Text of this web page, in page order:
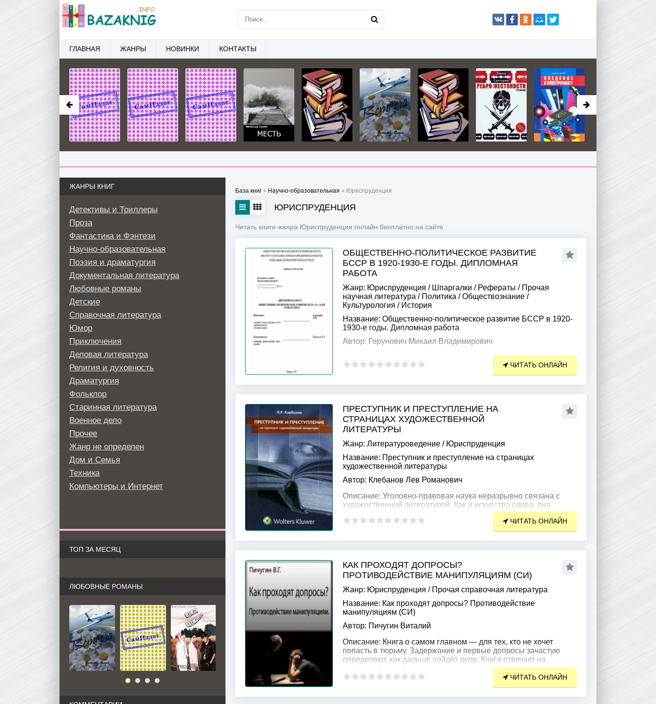
База книг » Научно-образовательная » Юриспруденция
ЮРИСПРУДЕНЦИЯ
Читать книги жанра Юриспруденция онлайн бесплатно на сайте
ОБЩЕСТВЕННО-ПОЛИТИЧЕСКОЕ РАЗВИТИЕ
БССР В 1920-1930-Е ГОДЫ. ДИПЛОМНАЯ
РАБОТА
Жанр: Юриспруденция / Шпаргалки / Рефераты / Прочая
научная литература / Политика /Обществознание /
Культурология / История
Название: Общественно-политическое развитие БССР в 1920-
1930-е годы. Дипломная работа
Автор: Горунович Михаил Владимирович
Изучение истории общественно-политического
развития БССР в 20 – 30-е годы ХХ века и понимание
ключевых процессов, имевших место в этот период, является
важным условием понимания тех
ЧИТАТЬ ОНЛАЙН
ПРЕСТУПНИК И ПРЕСТУПЛЕНИЕ НА
СТРАНИЦАХ ХУДОЖЕСТВЕННОЙ
ЛИТЕРАТУРЫ
Жанр: Литературоведение / Юриспруденция
Название: Преступник и преступление на страницах
художественной литературы
Автор: Клебанов Лев Романович
Описание: Уголовно-правовая наука неразрывно связана с
художественной литературой. Как и искусство слова, она
стремится постичь философию жизни, природу человека,
мотивацию его поступков. Люди,
ЧИТАТЬ ОНЛАЙН
КАК ПРОХОДЯТ ДОПРОСЫ?
ПРОТИВОДЕЙСТВИЕ МАНИПУЛЯЦИЯМ (СИ)
Жанр: Юриспруденция / Прочая справочная литература
Название: Как проходят допросы? Противодействие
манипуляциям (СИ)
Автор: Пичугин Виталий
Описание: Книга о самом главном — для тех, кто не хочет
попасть в тюрьму. Задержание и первые допросы зачастую
определяют, как дальше пойдёт дело. Книга отвечает на
ЧИТАТЬ ОНЛАЙН
ЖАНРЫ КНИГ
Детективы и Триллеры
Проза
Фантастика и Фэнтези
Научно-образовательная
Поэзия и драматургия
Документальная литература
Любовные романы
Детские
Справочная литература
Юмор
Приключения
Деловая литература
Религия и духовность
Драматургия
Фольклор
Старинная литература
Военное дело
Прочее
Жанр не определен
Дом и Семья
Техника
Компьютеры и Интернет
ТОП ЗА МЕСЯЦ
ЛЮБОВНЫЕ РОМАНЫ
ГЛАВНАЯ ЖАНРЫ НОВИНКИ КОНТАКТЫ